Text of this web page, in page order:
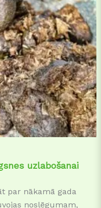
uzlabošanai
par nākamā gada
noslēgumam,